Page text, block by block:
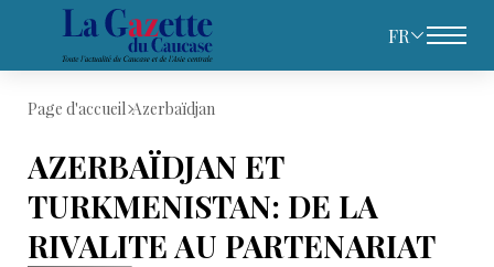
FR
Page d'accueil Azerbaïdjan
AZERBAÏDJAN ET
TURKMENISTAN: DE LA
RIVALITE AU PARTENARIAT